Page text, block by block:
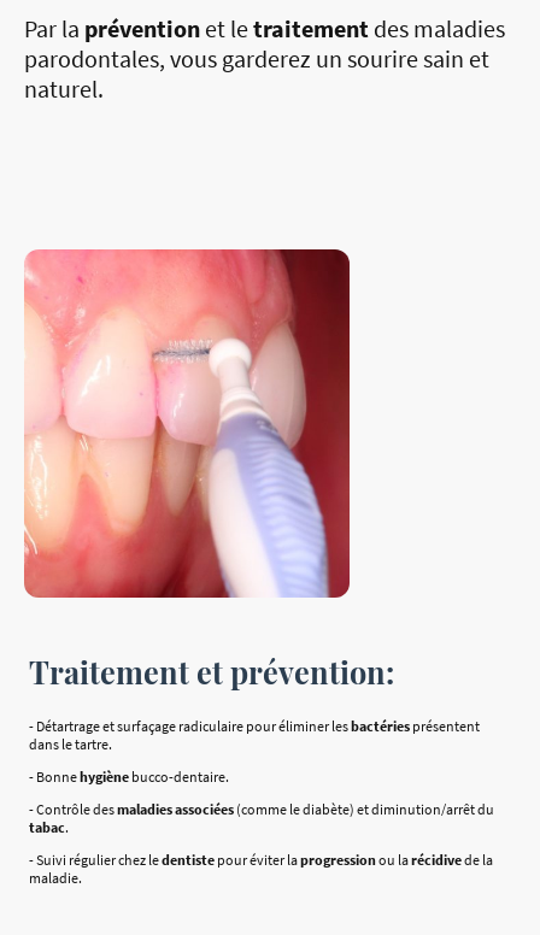
Par la prévention et letraitement des maladies
parodontales, vous garderez un sourire sain et
naturel.
Traitement et prévention:
- Détartrage et surfaçage radiculaire pour éliminer lesbactéries présentent
dans le tartre.
- Bonnehygiène bucco-dentaire.
- Contrôle desmaladies associées (comme le diabète) et diminution/arrêt du
tabac.
- Suivi régulier chez ledentiste pour éviter laprogressionou larécidivede la
maladie.